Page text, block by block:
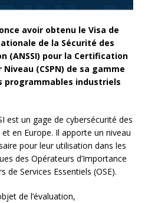
avoir obtenu le Visa de
de la Sécurité des
(ANSSI) pour la Certification
(CSPN) de sa gamme
programmables industriels
est un gage de cybersécurité des
en Europe. Il apporte un niveau
pour leur utilisation dans les
des Opérateurs d’Importance
de Services Essentiels (OSE).
de l’évaluation,